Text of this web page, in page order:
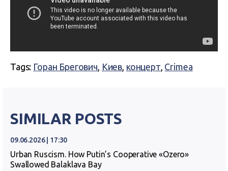
Tags: Горан Брегович Киев концерт Crimea
SIMILAR POSTS
09.06.2026 | 17:30
Urban Ruscism. How Putin’s Cooperative «Ozero»
Swallowed Balaklava Bay